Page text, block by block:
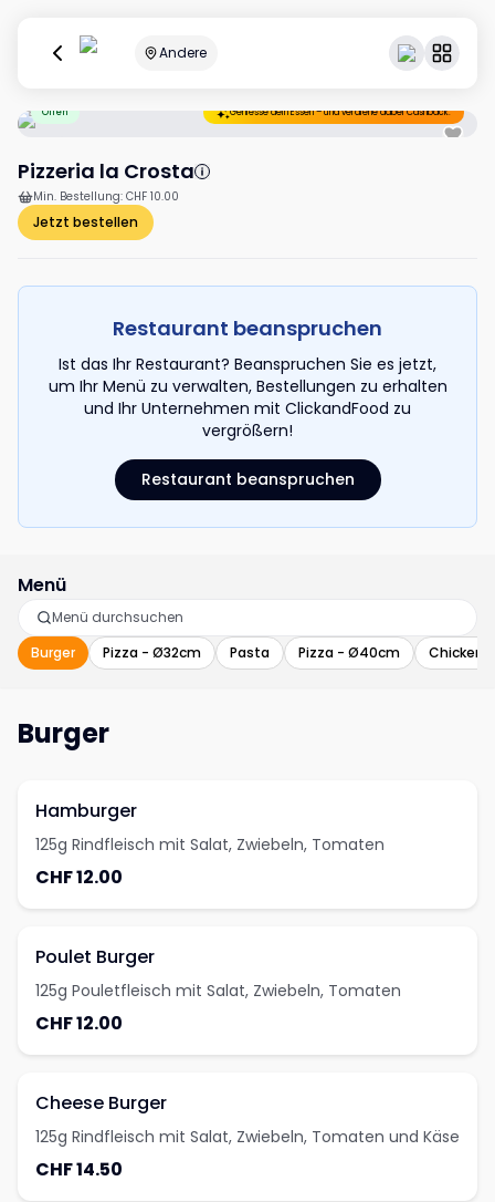
Andere
Offen Geniesse dein Essen – und verdiene dabei Cashback.
Pizzeria la Crosta
Min. Bestellung: CHF 10.00
Jetzt bestellen
Restaurant beanspruchen
Ist das Ihr Restaurant? Beanspruchen Sie es jetzt,
um Ihr Menü zu verwalten, Bestellungen zu erhalten
und Ihr Unternehmen mit ClickandFood zu
vergrößern!
Restaurant beanspruchen
Menü
Burger Pizza - Ø32cm Pasta Pizza - Ø40cm Chicken
Burger
Hamburger
125g Rindfleisch mit Salat, Zwiebeln, Tomaten
CHF 12.00
Poulet Burger
125g Pouletfleisch mit Salat, Zwiebeln, Tomaten
CHF 12.00
Cheese Burger
125g Rindfleisch mit Salat, Zwiebeln, Tomaten und Käse
CHF 14.50